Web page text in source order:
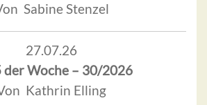
Sabine Stenzel
27.07.26
der Woche – 30/2026
Kathrin Elling